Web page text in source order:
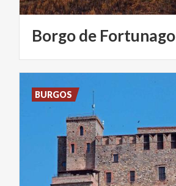
Borgode Fortunago
BURGOS